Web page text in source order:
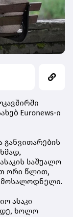
Euronews-ი
განვითარების
საშუალო
ორი წლით,
მოსალოდნელი.
ასაკი
ხოლო